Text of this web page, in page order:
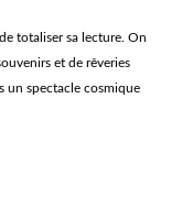
totaliser sa lecture. On
et de rêveries
un spectacle cosmique